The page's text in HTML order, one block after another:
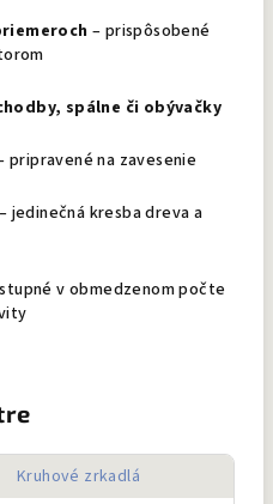
– prispôsobené
spálne či obývačky
pripravené na zavesenie
– jedinečná kresba dreva a
v obmedzenom počte
Kruhové zrkadlá